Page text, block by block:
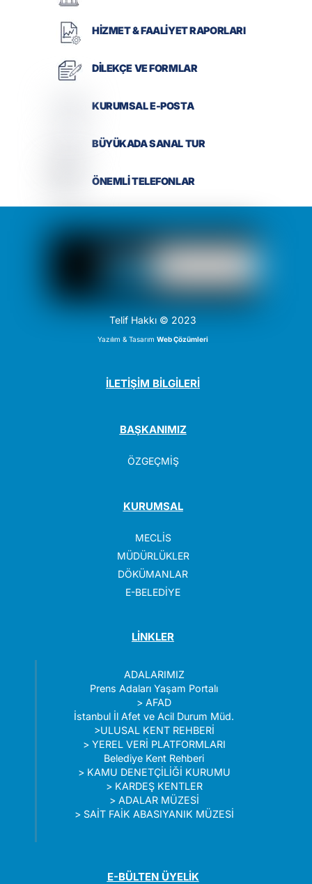
HİZMET & FAALİYET RAPORLARI
DİLEKÇE VE FORMLAR
KURUMSAL E-POSTA
BÜYÜKADA SANAL TUR
ÖNEMLİ TELEFONLAR
Telif Hakkı © 2023
Yazılım & TasarımWeb Çözümleri
İLETİŞİM BİLGİLERİ
BAŞKANIMIZ
ÖZGEÇMİŞ
KURUMSAL
MECLİS
MÜDÜRLÜKLER
DÖKÜMANLAR
E-BELEDİYE
LİNKLER
ADALARIMIZ
Prens Adaları Yaşam Portalı
>AFAD
İstanbul İl Afet ve Acil Durum Müd.
>ULUSAL KENT REHBERİ
> YEREL VERİ PLATFORMLARI
Belediye Kent Rehberi
> KAMU DENETÇİLİĞİ KURUMU
> KARDEŞ KENTLER
> ADALAR MÜZESİ
> SAİT FAİK ABASIYANIK MÜZESİ
E-BÜLTEN ÜYELİK